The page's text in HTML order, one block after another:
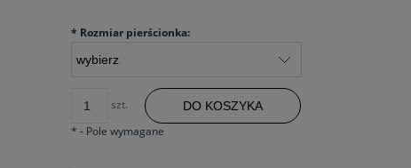
* Rozmiar pierścionka:
szt. DO KOSZYKA
* - Pole wymagane